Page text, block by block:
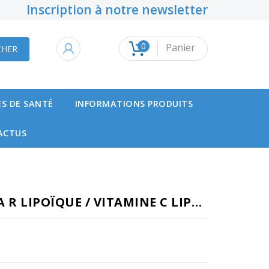
×
×
×
Inscription à notre newsletter
0 Panier
DE SANTÉ INFORMATIONS PRODUITS
ALPHA R LIPOÏQUE / VITAMINE C LIPOSOMALE